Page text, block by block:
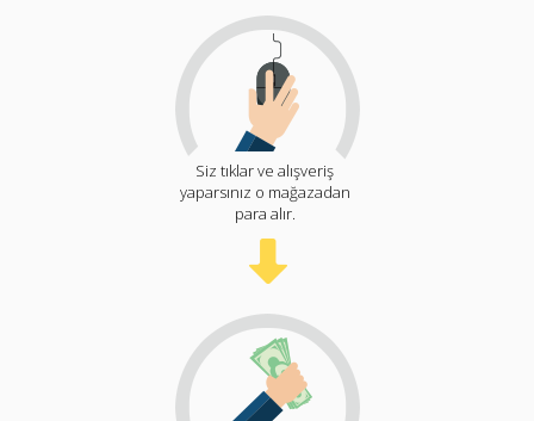
Siz tıklar ve alışveriş
yaparsınız o mağazadan
para alır.